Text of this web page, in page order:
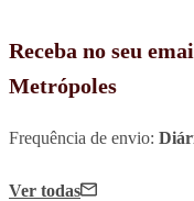
Receba no seu
Metrópoles
Frequência de envio:
Ver todas